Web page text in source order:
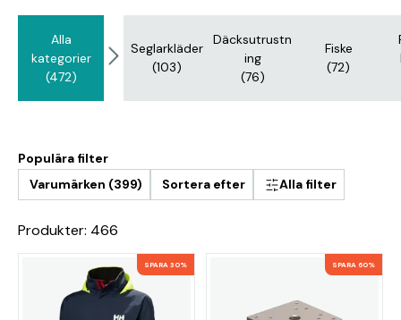
Alla
kategorier
(472)
Seglarkläder
(103)
Däcksutrustn
ing
(76)
Fiske
(72)
Populära filter
Varumärken (399)
Sortera efter Alla filter
Produkter: 466
SPARA 30% SPARA 60%